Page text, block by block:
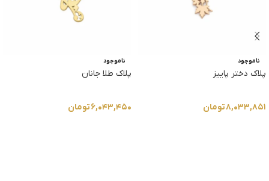
ناموجود
پلاک دختر پاییز
۸,۰۳۳,۸۵۱تومان
ناموجود
پلاک طلا جانان
۶,۰۴۳,۴۵۰تومان